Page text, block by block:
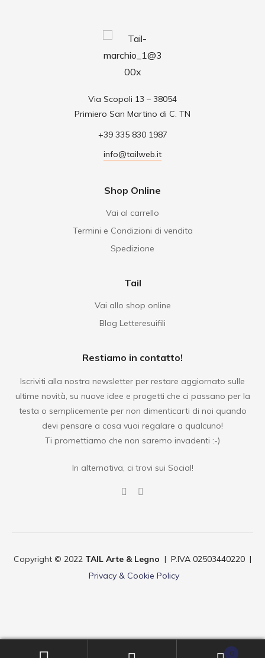
Via Scopoli 13 – 38054
Primiero San Martino di C. TN
+39 335 830 1987
info@tailweb.it
Shop Online
Vai al carrello
Termini e Condizioni di vendita
Spedizione
Tail
Vai allo shop online
Blog Letteresuifili
Restiamo in contatto!
Iscriviti alla nostra newsletter per restare aggiornato sulle
ultime novità, su nuove idee e progetti che ci passano per la
testa o semplicemente per non dimenticarti di noi quando
devi pensare a cosa vuoi regalare a qualcuno!
Ti promettiamo che non saremo invadenti :-)
In alternativa, ci trovi sui Social!
Copyright © 2022 TAIL Arte & Legno | P.IVA 02503440220 |
Privacy & Cookie Policy
0